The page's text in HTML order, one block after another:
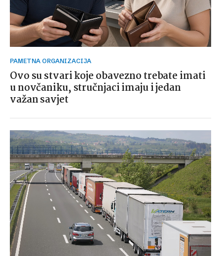
PAMETNA ORGANIZACIJA
Ovo su stvari koje obavezno trebate imati
u novčaniku, stručnjaci imaju i jedan
važan savjet